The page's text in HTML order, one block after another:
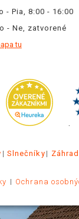
- Pia, 8:00 - 16:00
- Ne, zatvorené
tu
.
Slnečníky
Ochrana